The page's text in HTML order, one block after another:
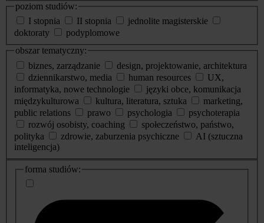
poziom studiów:
I stopnia
II stopnia
jednolite magisterskie
doktoraty
podyplomowe
obszar tematyczny:
biznes, zarządzanie
design, projektowanie, architektura
dziennikarstwo, media
human resources
UX,
informatyka, nowe technologie
języki obce, komunikacja
międzykulturowa
kultura, literatura, sztuka
marketing,
public relations
prawo psychologia
psychoterapia
rozwój osobisty, coaching
społeczeństwo, państwo,
polityka
zdrowie, zaburzenia psychiczne
AI (sztuczna
inteligencja)
dodatkowe
informacje
forma studiów: